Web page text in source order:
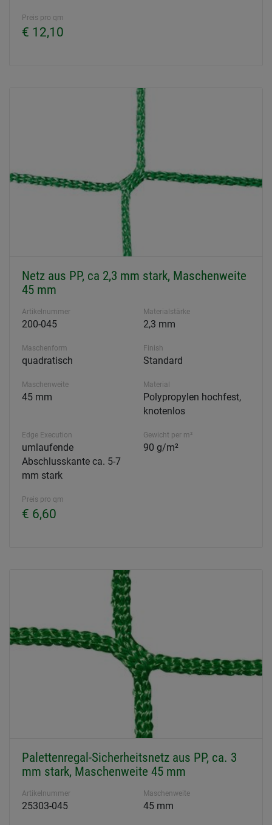
Preis pro qm
€ 12,10
Netz aus PP, ca 2,3 mm stark, Maschenweite
45 mm
Artikelnummer
200-045
Materialstärke
2,3 mm
Maschenform
quadratisch
Finish
Standard
Maschenweite
45 mm
Material
Polypropylen hochfest,
knotenlos
Edge Execution
umlaufende
Abschlusskante ca. 5-7
mm stark
Gewicht per m²
90 g/m²
Preis pro qm
€ 6,60
Palettenregal-Sicherheitsnetz aus PP, ca. 3
mm stark, Maschenweite 45 mm
Artikelnummer
25303-045
Maschenweite
45 mm